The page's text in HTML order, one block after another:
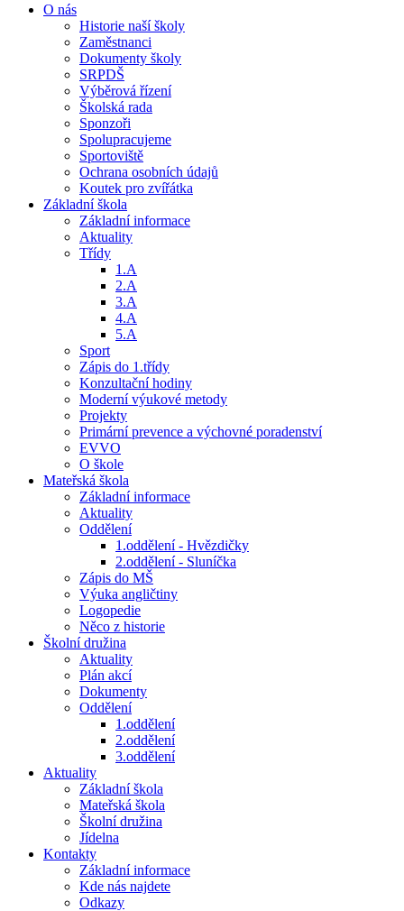
O nás
Historie naší školy
Zaměstnanci
Dokumenty školy
SRPDŠ
Výběrová řízení
Školská rada
Sponzoři
Spolupracujeme
Sportoviště
Ochrana osobních údajů
Koutek pro zvířátka
Základní škola
Základní informace
Aktuality
Třídy
1.A
2.A
3.A
4.A
5.A
Sport
Zápis do 1.třídy
Konzultační hodiny
Moderní výukové metody
Projekty
Primární prevence a výchovné poradenství
EVVO
O škole
Mateřská škola
Základní informace
Aktuality
Oddělení
1.oddělení - Hvězdičky
2.oddělení - Sluníčka
Zápis do MŠ
Výuka angličtiny
Logopedie
Něco z historie
Školní družina
Aktuality
Plán akcí
Dokumenty
Oddělení
1.oddělení
2.oddělení
3.oddělení
Aktuality
Základní škola
Mateřská škola
Školní družina
Jídelna
Kontakty
Základní informace
Kde nás najdete
Odkazy